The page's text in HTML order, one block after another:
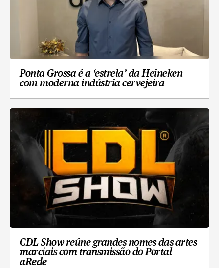
Ponta Grossa é a ‘estrela’ da Heineken
com moderna indústria cervejeira
CDL Show reúne grandes nomes das artes
marciais com transmissão do Portal
aRede